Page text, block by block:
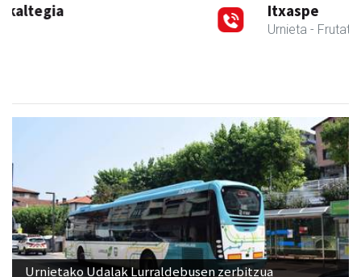
Itxaspe
Urnietako Udalak Lurraldebusen zerbitzua